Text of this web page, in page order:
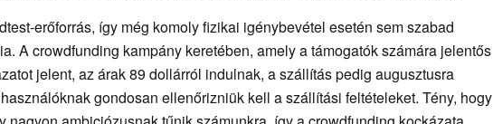
erőforrás, így még komoly fizikai igénybevétel esetén sem szabad
A crowdfunding kampány keretében, amely a támogatók számára jelentős
jelent, az árak 89 dollárról indulnak, a szállítás pedig augusztusra
gondosan ellenőrizniük kell a szállítási feltételeket. Tény, hogy